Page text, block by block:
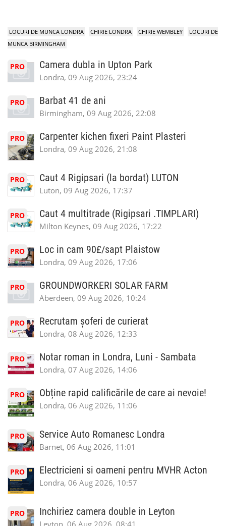
LOCURI DE MUNCA LONDRA CHIRIE LONDRA CHIRIE WEMBLEY
LOCURI DE
MUNCA BIRMINGHAM
PRO Camera dubla in Upton Park
Londra, 09 Aug 2026, 23:24
PRO Barbat 41 de ani
Birmingham, 09 Aug 2026, 22:08
PRO Carpenter kichen fixeri Paint Plasteri
Londra, 09 Aug 2026, 21:08
PRO Caut 4 Rigipsari (la bordat) LUTON
Luton, 09 Aug 2026, 17:37
PRO Caut 4 multitrade (Rigipsari .TIMPLARI)
Milton Keynes, 09 Aug 2026, 17:22
PRO Loc in cam 90£/sapt Plaistow
Londra, 09 Aug 2026, 17:06
PRO GROUNDWORKERI SOLAR FARM
Aberdeen, 09 Aug 2026, 10:24
PRO Recrutam șoferi de curierat
Londra, 08 Aug 2026, 12:33
PRO Notar roman in Londra, Luni - Sambata
Londra, 07 Aug 2026, 14:06
PRO Obține rapid calificările de care ai nevoie!
Londra, 06 Aug 2026, 11:06
PRO Service Auto Romanesc Londra
Barnet, 06 Aug 2026, 11:01
PRO Electricieni si oameni pentru MVHR Acton
Londra, 06 Aug 2026, 10:57
PRO Inchiriez camera double in Leyton